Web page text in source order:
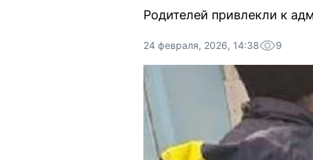
Родителей привлекли к
24 февраля, 2026, 14:38 9